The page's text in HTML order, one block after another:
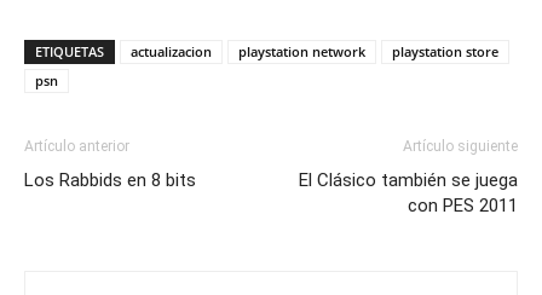
ETIQUETAS actualizacion playstation network
playstation store
psn
Artículo anterior
Los Rabbids en 8 bits
Artículo siguiente
El Clásico también se juega
con PES 2011